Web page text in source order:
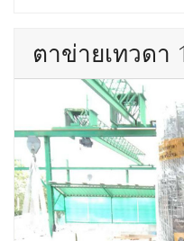
ตาข่ายเทวดา